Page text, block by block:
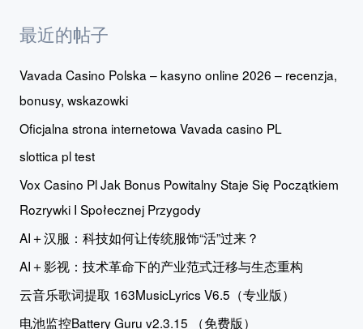
最近的帖子
Vavada Casino Polska – kasyno online 2026 – recenzja,
bonusy, wskazowki
Oficjalna strona internetowa Vavada casino PL
slottica pl test
Vox Casino Pl Jak Bonus Powitalny Staje Się Początkiem
Rozrywki I Społecznej Przygody
AI＋汉服：科技如何让传统服饰“活”过来？
AI＋影视：技术革命下的产业范式迁移与生态重构
云音乐歌词提取 163MusicLyrics V6.5（专业版）
电池监控Battery Guru v2.3.15 （免费版）